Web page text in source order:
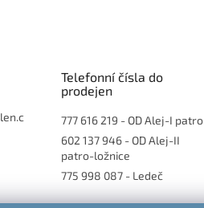
Telefonní čísla do
prodejen
777 616 219 - OD Alej-I patro
602 137 946- OD Alej-II
patro-ložnice
775 998 087- Ledeč